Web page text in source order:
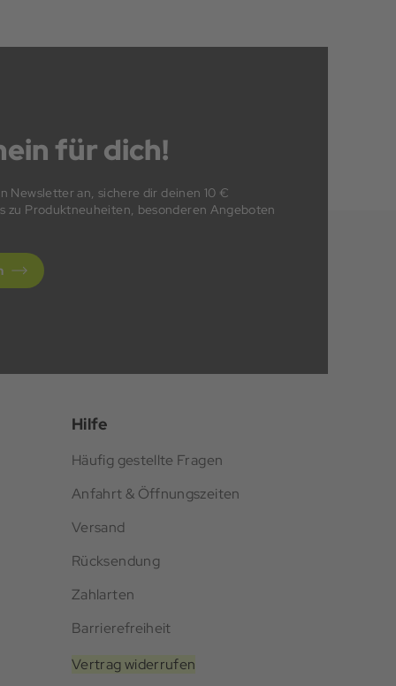
für dich!
Newsletter an, sichere dir deinen 10 €
zu Produktneuheiten, besonderen Angeboten
Hilfe
Häufig gestellte Fragen
Anfahrt & Öffnungszeiten
Versand
Rücksendung
Zahlarten
Barrierefreiheit
Vertrag widerrufen